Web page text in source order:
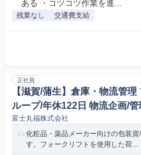
ある ・コツコツ作業を進...
残業なし 交通費支給
正社員
【滋賀/蒲生】倉庫・物流管
ループ/年休122日 物流企画/管
富士丸福株式会社
化粧品・薬品メーカー向けの包装
す。フォークリフトを使用した荷...